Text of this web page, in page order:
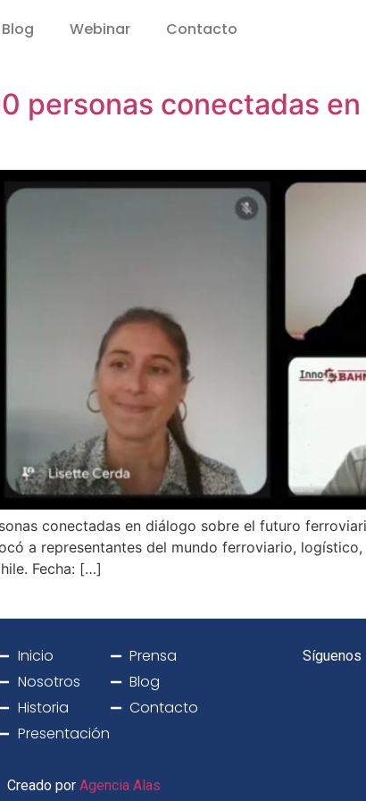
Blog Webinar Contacto
personas conectadas
conectadas en diálogo sobre el futuro
a representantes del mundo ferroviario,
Fecha: […]
Inicio
Nosotros
Historia
Presentación
Prensa
Blog
Contacto
Síguenos
Creado por Agencia Alas